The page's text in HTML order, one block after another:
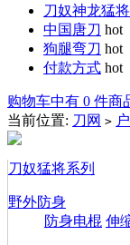
刀奴神龙猛将
中国唐刀 hot
狗腿弯刀 hot
付款方式 hot
购物车中有 0 件商
当前位置: 刀网 >
刀奴猛将系列
野外防身
防身电棍 伸